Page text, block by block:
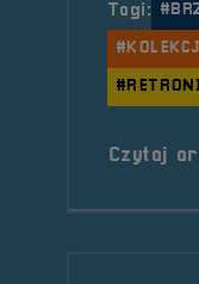
Tagi:
Czytaj